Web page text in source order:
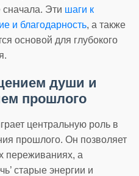
сначала. Эти шаги к
и благодарность, а также
основой для глубокого
души и
прошлого
центральную роль в
прошлого. Он позволяет
переживаниях, а
старые энергии и